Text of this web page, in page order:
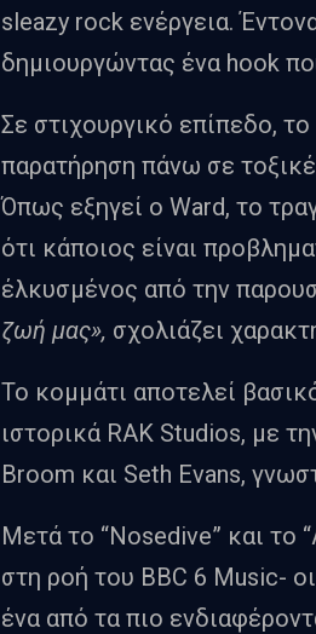
sleazy rock ενέργεια.
δημιουργώντας ένα hook
Σε στιχουργικό επίπεδο,
παρατήρηση πάνω σε
Όπως εξηγεί ο Ward, το
ότι κάποιος είναι
έλκυσμένος από την
ζωή μας», σχολιάζει
Το κομμάτι αποτελεί
ιστορικά RAK Studios, με
Broom και Seth Evans,
Μετά το “Nosedive” και το
στη ροή του BBC 6 Music-
ένα από τα πιο